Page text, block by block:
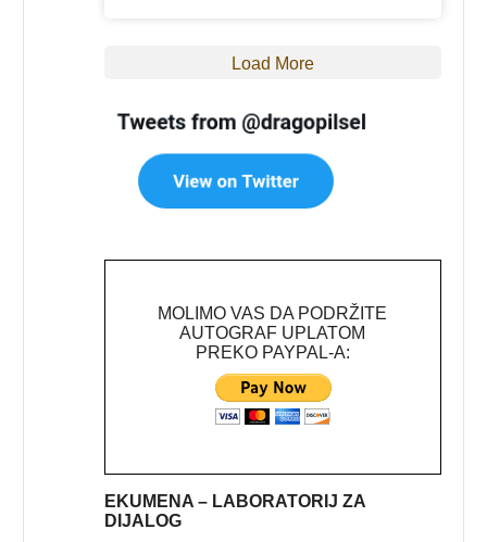
Load More
MOLIMO VAS DA PODRŽITE
AUTOGRAF UPLATOM
PREKO PAYPAL-A:
EKUMENA – LABORATORIJ ZA
DIJALOG